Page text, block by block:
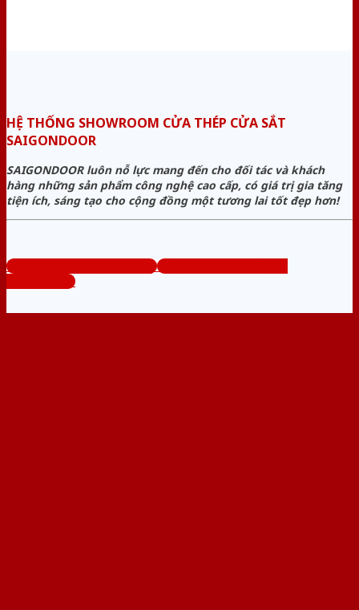
HỆ THỐNG SHOWROOM CỬA THÉP CỬA SẮT
SAIGONDOOR
SAIGONDOOR luôn nỗ lực mang đến cho đối tác và khách
hàng những sản phẩm công nghệ cao cấp, có giá trị gia tăng
tiện ích, sáng tạo cho cộng đồng một tương lai tốt đẹp hơn!
www.cuanhuacomposite.org
Tổng đài tư vấn miễn phí:
0824.400.400